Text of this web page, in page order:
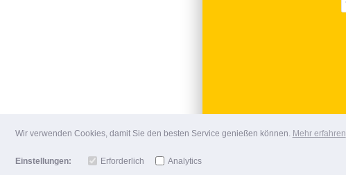
Wir verwenden Cookies, damit Sie den besten Service genießen können. Mehr erfahren
Einstellungen: Erforderlich Analytics